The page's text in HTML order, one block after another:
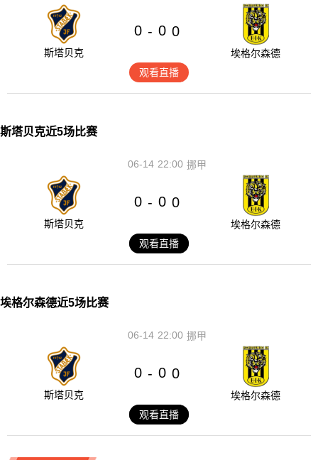
斯塔贝克
0 - 0 0
埃格尔森德
观看直播
斯塔贝克近5场比赛
22:00
06-14 挪甲
斯塔贝克
0 - 0 0
埃格尔森德
观看直播
埃格尔森德近5场比赛
22:00
06-14 挪甲
斯塔贝克
0 - 0 0
埃格尔森德
观看直播